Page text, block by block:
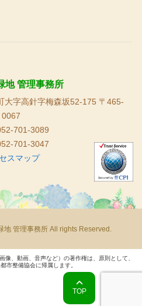
地 管理事務所
大字高針字梅森坂52-175 〒465-
0067
701-3089
701-3047
スマップ
管理事務所 All rights Reserved.
像、動画、音声など）の著作権は、原則として、
市整備協会に帰属します。
TOP